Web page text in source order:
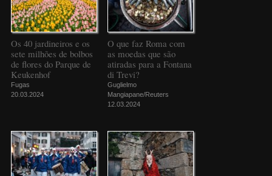
Os 40 jardineiros e os
sete milhões de bolbos
de flores do Parque de
Keukenhof
Fugas
20.03.2024
O que faz Roma com
as moedas que são
atiradas para a Fontana
di Trevi?
Guglielmo
Mangiapane/Reuters
12.03.2024